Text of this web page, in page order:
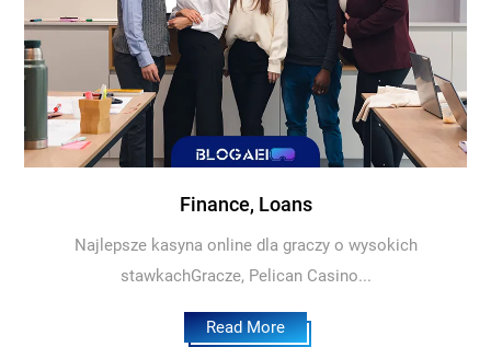
Finance, Loans
Najlepsze kasyna online dla graczy o wysokich
stawkachGracze, Pelican Casino...
Read More